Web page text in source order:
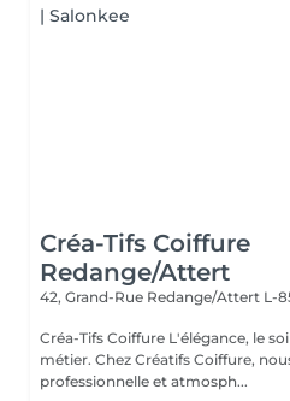
Créa-Tifs Coiffure
Redange/Attert
42, Grand-Rue Redange/Attert L-
Créa-Tifs Coiffure L'élégance, le soin et l'humain au cur de notre
métier. Chez Créatifs Coiffure,
professionnelle et atmosph...